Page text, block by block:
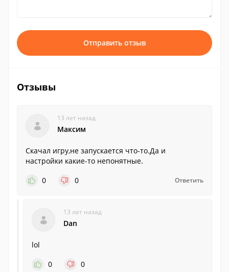
Отправить отзыв
Отзывы
13 лет назад
Максим
Скачал игру,не запускается что-то.Да и
настройки какие-то непонятные.
0
0 Ответить
13 лет назад
Dan
lol
0
0